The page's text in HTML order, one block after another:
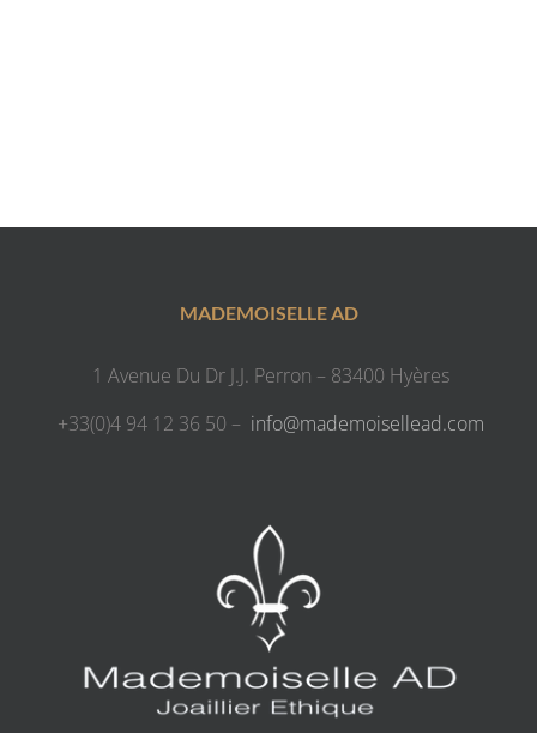
MADEMOISELLE AD
1 Avenue Du Dr J.J. Perron – 83400 Hyères
+33(0)4 94 12 36 50 – info@mademoisellead.com